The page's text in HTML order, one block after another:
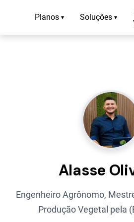
Planos ▾ Soluções ▾
Alasse
Engenheiro Agrônomo,
Produção Vegetal pela